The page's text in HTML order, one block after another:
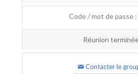
Code / mot de passe :
Réunion
Contacter le